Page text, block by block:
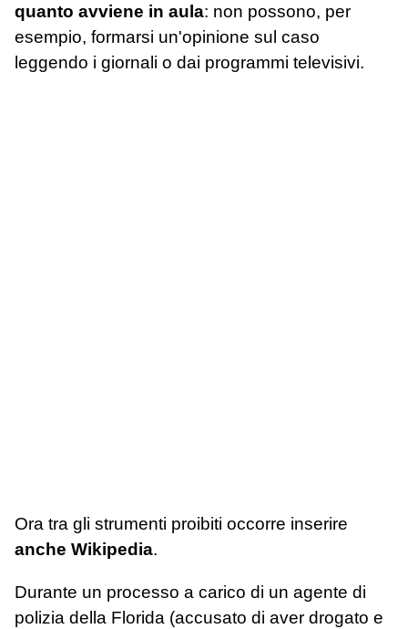
quanto avviene in aula: non possono, per
esempio, formarsi un'opinione sul caso
leggendo i giornali o dai programmi televisivi.
Ora tra gli strumenti proibiti occorre inserire
anche Wikipedia.
Durante un processo a carico di un agente di
polizia della Florida (accusato di aver drogato e